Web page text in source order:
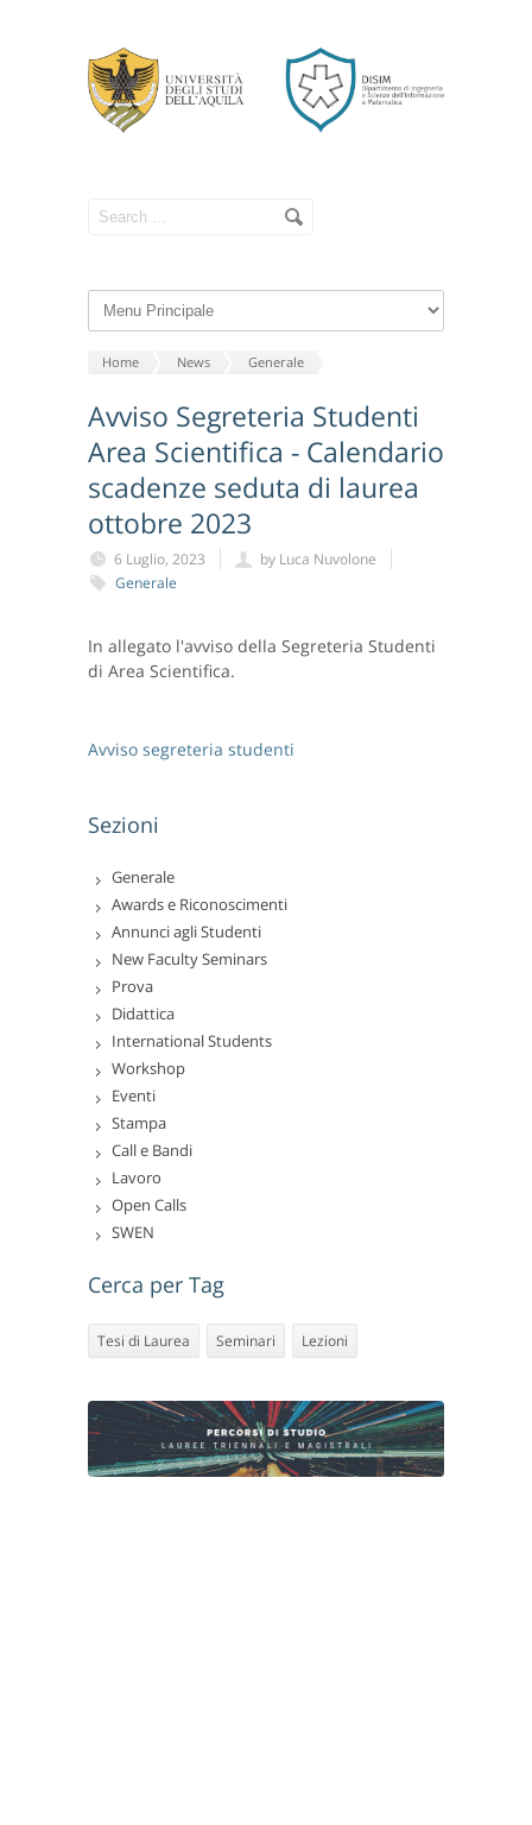
Home News Generale
Avviso Segreteria Studenti
Area Scientifica - Calendario
scadenze seduta di laurea
ottobre 2023
6 Luglio, 2023
by Luca Nuvolone
Generale
In allegato l'avviso della Segreteria Studenti
di Area Scientifica.
Avviso segreteria studenti
Sezioni
Generale
Awards e Riconoscimenti
Annunci agli Studenti
New Faculty Seminars
Prova
Didattica
International Students
Workshop
Eventi
Stampa
Call e Bandi
Lavoro
Open Calls
SWEN
Cerca per Tag
Tesi di Laurea Seminari Lezioni